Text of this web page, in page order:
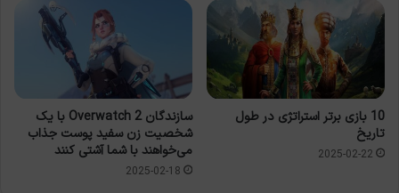
10 بازی برتر استراتژی در طول
تاریخ
2025-02-22
سازندگان Overwatch 2 با یک
شخصیت زن سفید پوست جذاب
می‌خواهند با شما آشتی کنند
2025-02-18